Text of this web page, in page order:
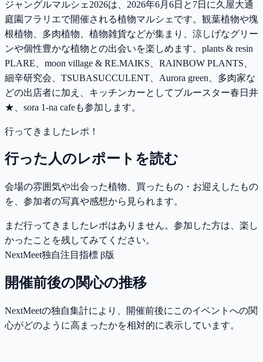
ジャングルマルシェ2026は、2026年6月6日と7日に久屋大通
庭園フラリエで開催される植物マルシェです。観葉植物や塊
根植物、多肉植物、植物雑貨などが集まり、涼しげなグリー
ンや個性豊かな植物との出会いを楽しめます。plants & resin
PLARE、moon village & RE.MAIKS、RAINBOW PLANTS、
細辛研究会、TSUBASUCCULENT、Aurora green、多肉家な
どの出店者に加え、キッチンカーとしてブルースター春日井
★、sora 1-na cafeも参加します。
行ってきましたレポ！
行った人のレポートを読む
会場の雰囲気や出会った植物、買ったもの・お迎えしたもの
を、参加者の写真や感想から見られます。
まだ行ってきましたレポはありません。参加した方は、楽し
かったことを残してみてください。
NextMeet独自注目指標 β版
開催前後の関心の推移
NextMeetの独自集計により、開催前後にこのイベントへの関
心がどのように高まったかを相対的に表示しています。